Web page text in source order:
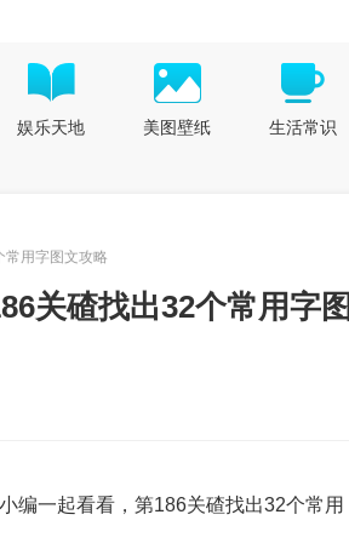
娱乐天地 美图壁纸 生活常识
常用字图文攻略
关碴找出32个常用字图
编一起看看，第186关碴找出32个常用